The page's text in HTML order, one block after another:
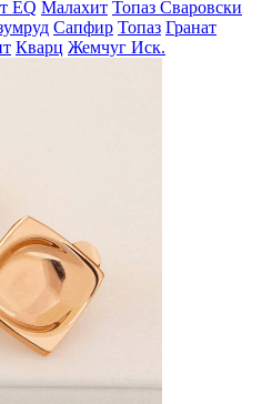
EQ Малахит Топаз Сваровски
Сапфир Топаз Гранат
Кварц Жемчуг Иск.